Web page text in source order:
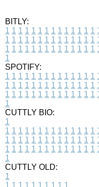
BITLY:
1 1 1 1 1 1 1 1 1 1 1 1 1 1
1 1 1 1 1 1 1 1 1 1 1 1 1 1
1 1 1 1 1 1 1 1 1 1 1 1 1 1
1
SPOTIFY:
1 1 1 1 1 1 1 1 1 1 1 1 1 1
1 1 1 1 1 1 1 1 1 1 1 1 1 1
1 1 1 1 1 1 1 1 1 1 1 1 1 1
1
CUTTLY BIO:
1
1 1 1 1 1 1 1 1 1 1 1 1 1 1
1 1 1 1 1 1 1 1 1 1 1 1 1 1
1 1 1 1 1 1 1 1 1 1 1 1 1 1
1
CUTTLY OLD:
1
1 1 1 1 1 1 1 1 1 1